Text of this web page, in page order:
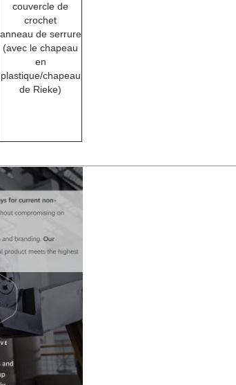
couvercle de
crochet
anneau de serrure
(avec le chapeau
en
plastique/chapeau
de Rieke)